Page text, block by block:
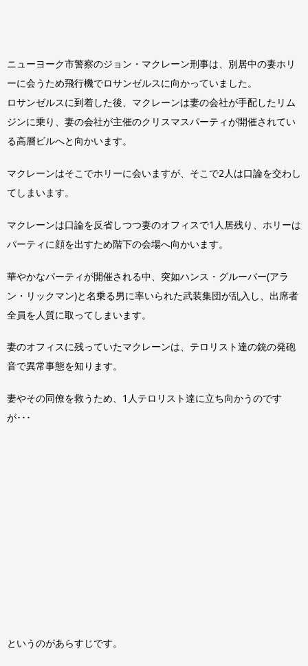
ニューヨーク市警察のジョン・マクレーン刑事は、別居中の妻ホリ
ーに会うため飛行機でロサンゼルスに向かっていました。
ロサンゼルスに到着した後、マクレーンは妻の会社が手配したリム
ジンに乗り、妻の会社が主催のクリスマスパーティが開催されてい
る高層ビルへと向かいます。
マクレーンはそこでホリーに会いますが、そこで2人は口論を交わし
てしまいます。
マクレーンは口論を反省しつつ妻のオフィスで1人居残り、ホリーは
パーティに顔を出すため階下の会場へ向かいます。
華やかなパーティが開催される中、突如ハンス・グルーバー(アラ
ン・リックマン)と名乗る男に率いられた武装集団が乱入し、出席者
全員を人質に取ってしまいます。
妻のオフィスに残っていたマクレーンは、テロリスト達の銃の発砲
音で異常事態を知ります。
妻やその同僚を救うため、1人テロリスト達に立ち向かうのです
が･･･
というのがあらすじです。